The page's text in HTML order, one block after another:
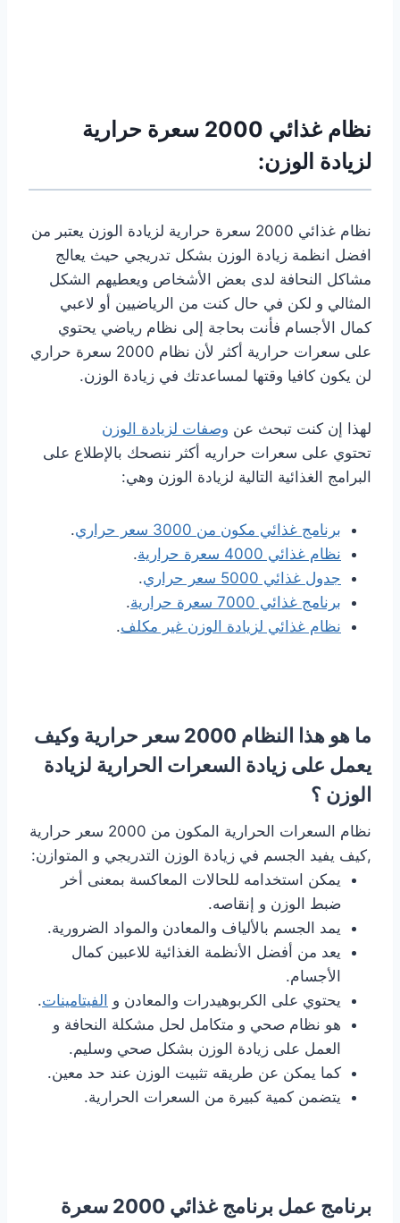
نظام غذائي 2000 سعرة حرارية
لزيادة الوزن:
نظام غذائي 2000 سعرة حرارية لزيادة الوزن يعتبر من
افضل انظمة زيادة الوزن بشكل تدريجي حيث يعالج
مشاكل النحافة لدى بعض الأشخاص ويعطيهم الشكل
المثالي و لكن في حال كنت من الرياضيين أو لاعبي
كمال الأجسام فأنت بحاجة إلى نظام رياضي يحتوي
على سعرات حرارية أكثر لأن نظام 2000 سعرة حراري
لن يكون كافيا وقتها لمساعدتك في زيادة الوزن.
لهذا إن كنت تبحث عن وصفات لزيادة الوزن
تحتوي على سعرات حراريه أكثر ننصحك بالإطلاع على
البرامج الغذائية التالية لزيادة الوزن وهي:
برنامج غذائي مكون من 3000 سعر حراري
.
نظام غذائي 4000 سعرة حرارية
.
جدول غذائي 5000 سعر حراري
.
برنامج غذائي 7000 سعرة حرارية
.
نظام غذائي لزيادة الوزن غير مكلف.
ما هو هذا النظام 2000 سعر حرارية وكيف
يعمل على زيادة السعرات الحرارية لزيادة
الوزن ؟
نظام السعرات الحرارية المكون من 2000 سعر حرارية
,كيف يفيد الجسم في زيادة الوزن التدريجي و المتوازن:
يمكن استخدامه للحالات المعاكسة بمعنى أخر
ضبط الوزن و إنقاصه.
يمد الجسم بالألياف والمعادن والمواد الضرورية.
يعد من أفضل الأنظمة الغذائية للاعبين كمال
الأجسام.
يحتوي على الكربوهيدرات والمعادن و الفيتامينات.
هو نظام صحي و متكامل لحل مشكلة النحافة و
العمل على زيادة الوزن بشكل صحي وسليم.
كما يمكن عن طريقه تثبيت الوزن عند حد معين.
يتضمن كمية كبيرة من السعرات الحرارية.
برنامج عمل برنامج غذائي 2000 سعرة